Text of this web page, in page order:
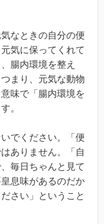
なときの自分の便
気に保ってくれて
腸内環境を整え
まり、元気な動物
味で「腸内環境を
。
でください。「便
ありません。「自
毎日ちゃんと見て
息味があるのだか
さい」ということ